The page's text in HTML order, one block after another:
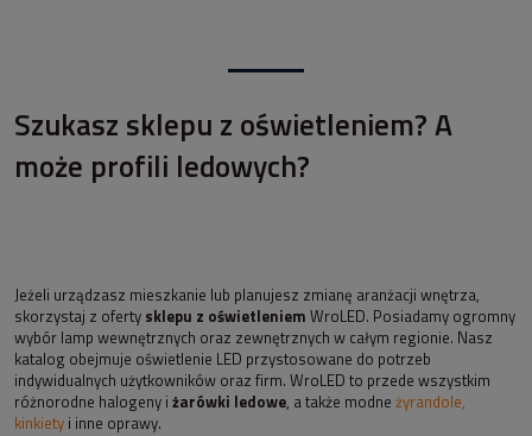
Szukasz sklepu z oświetleniem? A
może profili ledowych?
Jeżeli urządzasz mieszkanie lub planujesz zmianę aranżacji wnętrza,
skorzystaj z oferty sklepu z oświetleniem WroLED. Posiadamy ogromny
wybór lamp wewnętrznych oraz zewnętrznych w całym regionie. Nasz
katalog obejmuje oświetlenie LED przystosowane do potrzeb
indywidualnych użytkowników oraz firm. WroLED to przede wszystkim
różnorodne halogeny i żarówki ledowe, a także modne żyrandole,
kinkiety i inne oprawy.